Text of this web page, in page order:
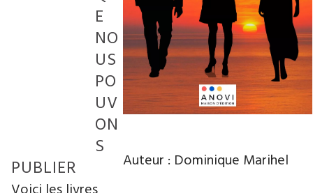
Auteur : Dominique Marihel
E
NO
US
PO
UV
ON
S
PUBLIER